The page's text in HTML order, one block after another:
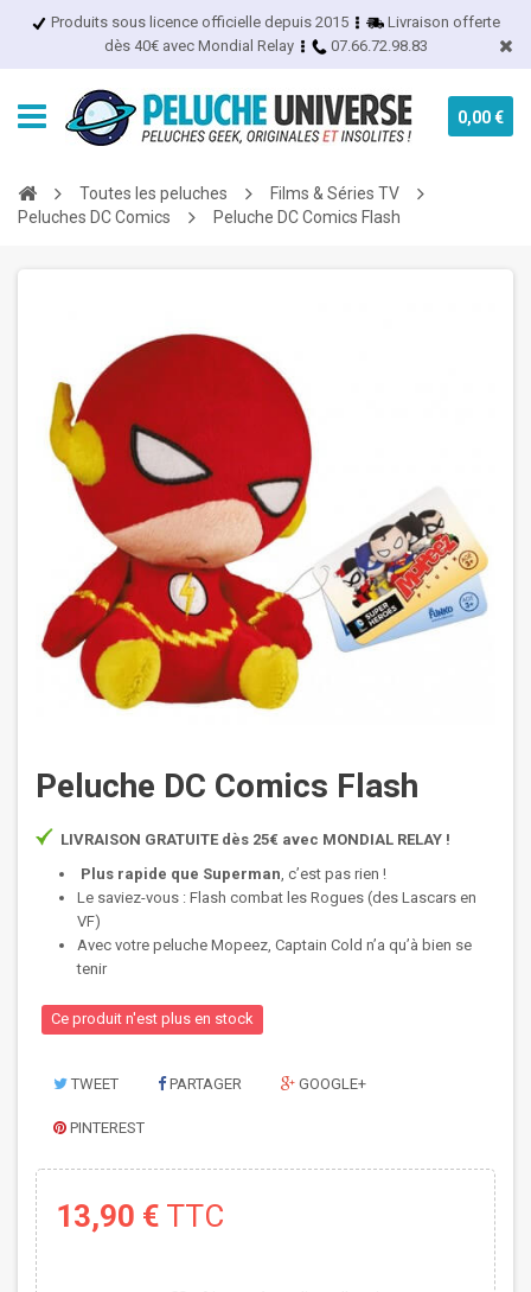
Produits sous licence officielle depuis 2015
Livraison offerte
dès 40€ avec Mondial Relay
07.66.72.98.83
0,00 €
Toutes les peluches
Films & Séries TV
Peluches DC Comics
Peluche DC Comics Flash
Peluche DC Comics Flash
LIVRAISON GRATUITE dès 25€ avec MONDIAL RELAY !
Plus rapide que Superman, c’est pas rien !
Le saviez-vous : Flash combat les Rogues (des Lascars en
VF)
Avec votre peluche Mopeez, Captain Cold n’a qu’à bien se
tenir
Ce produit n'est plus en stock
TWEET PARTAGER GOOGLE+
PINTEREST
13,90 € TTC